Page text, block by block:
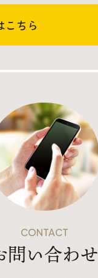
こちら
CONTACT
問い合わせ